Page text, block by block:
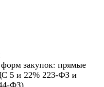
закупок: прямые
5 и 22% 223-ФЗ и